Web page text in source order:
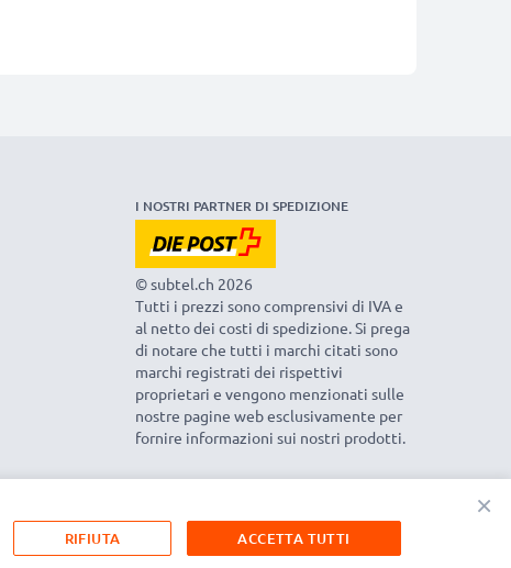
I NOSTRI PARTNER DI SPEDIZIONE
© subtel.ch 2026
Tutti i prezzi sono comprensivi di IVA e
al netto dei costi di spedizione. Si prega
di notare che tutti i marchi citati sono
marchi registrati dei rispettivi
proprietari e vengono menzionati sulle
nostre pagine web esclusivamente per
fornire informazioni sui nostri prodotti.
×
ACCETTA TUTTI
RIFIUTA